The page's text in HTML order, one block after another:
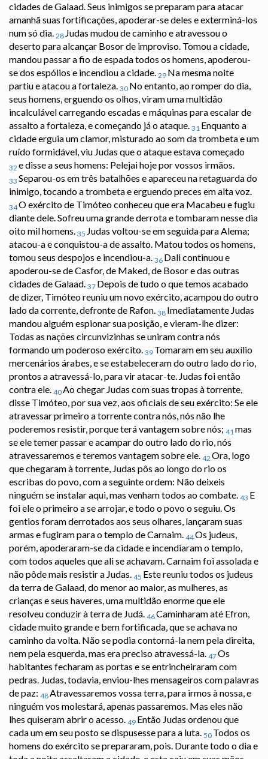
cidades de Galaad. Seus inimigos se preparam para atacar
amanhã suas fortificações, apoderar-se deles e exterminá-los
num só dia. 28 Judas mudou de caminho e atravessou o
deserto para alcançar Bosor de improviso. Tomou a cidade,
mandou passar a fio de espada todos os homens, apoderou-
se dos espólios e incendiou a cidade. 29 Na mesma noite
partiu e atacou a fortaleza. 30 No entanto, ao romper do dia,
seus homens, erguendo os olhos, viram uma multidão
incalculável carregando escadas e máquinas para escalar de
assalto a fortaleza, e começando já o ataque. 31 Enquanto a
cidade erguia um clamor, misturado ao som da trombeta e um
ruído formidável, viu Judas que o ataque estava começado
32 e disse a seus homens: Pelejai hoje por vossos irmãos.
33 Separou-os em três batalhões e apareceu na retaguarda do
inimigo, tocando a trombeta e erguendo preces em alta voz.
34O exército de Timóteo conheceu que era Macabeu e fugiu
diante dele. Sofreu uma grande derrota e tombaram nesse dia
oito mil homens. 35 Judas voltou-se em seguida para Alema;
atacou-a e conquistou-a de assalto. Matou todos os homens,
tomou seus despojos e incendiou-a. 36 Dali continuou e
apoderou-se de Casfor, de Maked, de Bosor e das outras
cidades de Galaad. 37 Depois de tudo o que temos acabado
de dizer, Timóteo reuniu um novo exército, acampou do outro
lado da corrente, defronte de Rafon. 38 Imediatamente Judas
mandou alguém espionar sua posição, e vieram-lhe dizer:
Todas as nações circunvizinhas se uniram contra nós
formando um poderoso exército. 39 Tomaram em seu auxílio
mercenários árabes, e se estabeleceram do outro lado do rio,
prontos a atravessá-lo, para vir atacar-te. Judas foi então
contra ele. 40Ao chegar Judas com suas tropas à torrente,
disse Timóteo, por sua vez, aos oficiais de seu exército: Se ele
atravessar primeiro a torrente contra nós, nós não lhe
poderemos resistir, porque terá vantagem sobre nós; 41mas
se ele temer passar e acampar do outro lado do rio, nós
atravessaremos e teremos vantagem sobre ele. 42 Ora, logo
que chegaram à torrente, Judas pôs ao longo do rio os
escribas do povo, com a seguinte ordem: Não deixeis
ninguém se instalar aqui, mas venham todos ao combate. 43 E
foi ele o primeiro a se arrojar, e todo o povo o seguiu. Os
gentios foram derrotados aos seus olhares, lançaram suas
armas e fugiram para o templo de Carnaim. 44Os judeus,
porém, apoderaram-se da cidade e incendiaram o templo,
com todos aqueles que ali se achavam. Carnaim foi assolada e
não pôde mais resistir a Judas. 45 Este reuniu todos os judeus
da terra de Galaad, do menor ao maior, as mulheres, as
crianças e seus haveres, uma multidão enorme que ele
resolveu conduzir à terra de Judá. 46Caminharam até Efron,
cidade muito grande e bem fortificada, que se achava no
caminho da volta. Não se podia contorná-la nem pela direita,
nem pela esquerda, mas era preciso atravessá-la. 47Os
habitantes fecharam as portas e se entrincheiraram com
pedras. Judas, todavia, enviou-lhes mensageiros com palavras
de paz: 48Atravessaremos vossa terra, para irmos à nossa, e
ninguém vos molestará, apenas passaremos. Mas eles não
lhes quiseram abrir o acesso. 49 Então Judas ordenou que
cada um em seu posto se dispusesse para a luta. 50 Todos os
homens do exército se prepararam, pois. Durante todo o dia e